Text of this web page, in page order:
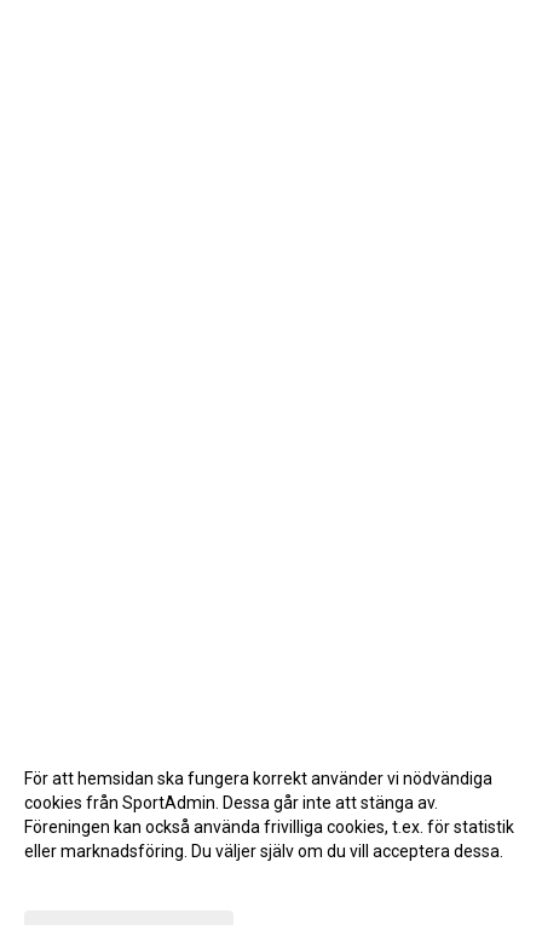
För att hemsidan ska fungera korrekt använder vi nödvändiga
cookies från SportAdmin. Dessa går inte att stänga av.
Föreningen kan också använda frivilliga cookies, t.ex. för statistik
eller marknadsföring. Du väljer själv om du vill acceptera dessa.